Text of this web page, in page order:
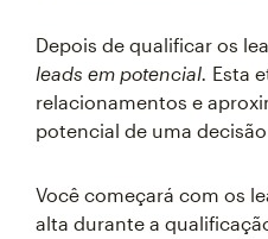
Depois de qualificar os
leads em potencial. Esta
relacionamentos e
potencial de uma
Você começará com os
alta durante a